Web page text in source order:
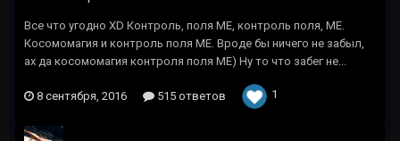
Все что угодно XD Контроль, поля МЕ, контроль поля, МЕ.
Косомомагия и контроль поля МЕ. Вроде бы ничего не забыл,
ах да косомомагия контроля поля МЕ) Ну то что забег не...
8 сентября, 2016 515 ответов 1